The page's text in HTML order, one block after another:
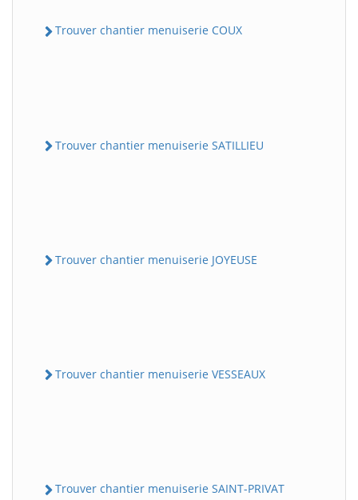
Trouver chantier menuiserie COUX
Trouver chantier menuiserie SATILLIEU
Trouver chantier menuiserie JOYEUSE
Trouver chantier menuiserie VESSEAUX
Trouver chantier menuiserie SAINT-PRIVAT